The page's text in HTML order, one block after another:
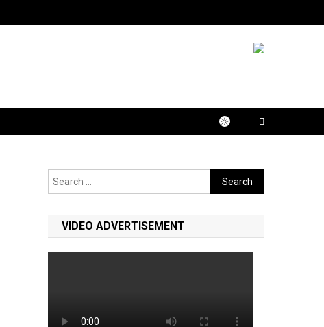
Search
for:
VIDEO ADVERTISEMENT